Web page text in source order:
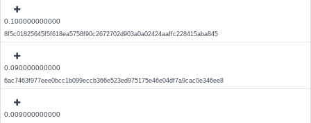
0.100000000000
8f5c01825645f5f618ea5758f90c2672702d903a0a02424aaffc228415aba845
0.090000000000
6ac7463f977eee0bcc1b099eccb366e523ed975175e46e04df7a9cac0e346ee8
0.009000000000